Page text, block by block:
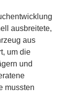
ausbreitete,
aus
um die
und
mussten